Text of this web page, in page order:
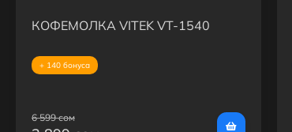
КОФЕМОЛКА VITEK VT-1540
+ 140 бонуса
6 599 сом